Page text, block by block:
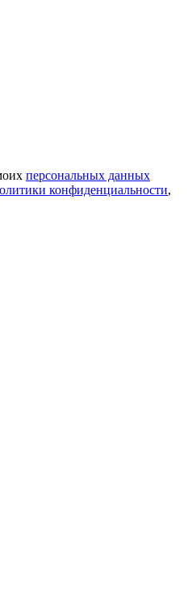
персональных данных
конфиденциальности,